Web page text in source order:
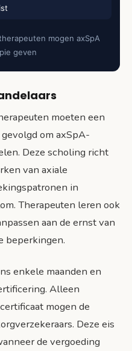
mogen axSpA
geven
moeten een
om axSpA-
Deze scholing richt
van axiale
in
Therapeuten leren ook
aan de ernst van
beperkingen.
enkele maanden en
Alleen
mogen de
Deze eis
de vergoeding